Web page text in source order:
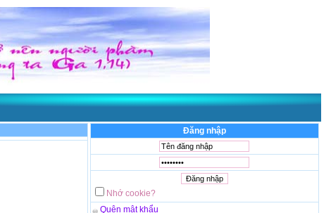
một vực thẳm
Lm. Đaminh Giuse Nguyễn Thiết Thắng,
Đăng nhập
Nhớ cookie?
Quên mật khẩu